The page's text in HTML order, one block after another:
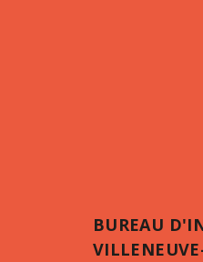
BUREAU